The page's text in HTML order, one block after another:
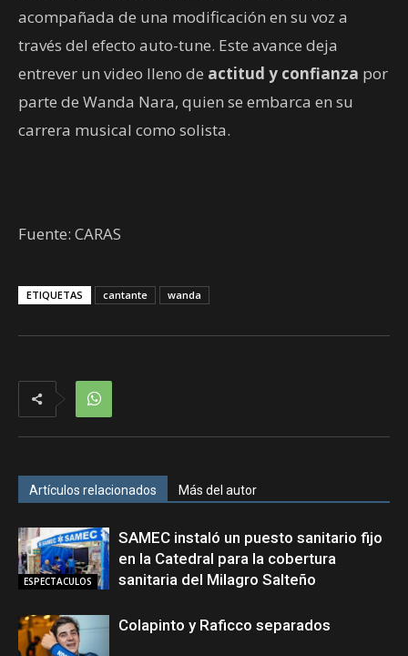
acompañada de una modificación en su voz a
través del efecto auto-tune. Este avance deja
entrever un video lleno de actitud y confianza por
parte de Wanda Nara, quien se embarca en su
carrera musical como solista.
Fuente: CARAS
ETIQUETAS cantante wanda
Artículos relacionados Más del autor
ESPECTACULOS
SAMEC instaló un puesto sanitario fijo
en la Catedral para la cobertura
sanitaria del Milagro Salteño
Colapinto y Raficco separados